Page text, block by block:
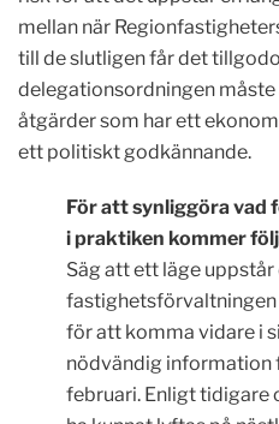
mellan när
till de slutligen får det
delegationsordningen
åtgärder som har ett
ett politiskt godkännande.
För att synliggöra vad
i praktiken kommer
Säg att ett läge uppstår
för att komma vidare i
nödvändig information
februari. Enligt tidigare